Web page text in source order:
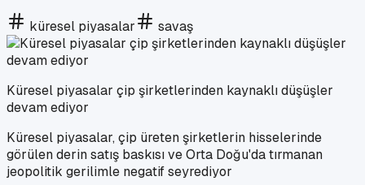
küresel piyasalar savaş
Küresel piyasalar çip şirketlerinden kaynaklı düşüşler
devam ediyor
Küresel piyasalar, çip üreten şirketlerin hisselerinde
görülen derin satış baskısı ve Orta Doğu'da tırmanan
jeopolitik gerilimle negatif seyrediyor